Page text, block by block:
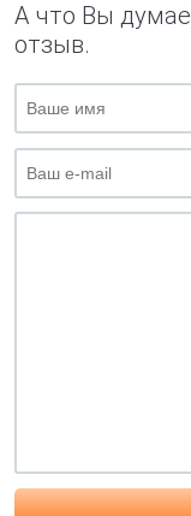
А что Вы
отзыв.